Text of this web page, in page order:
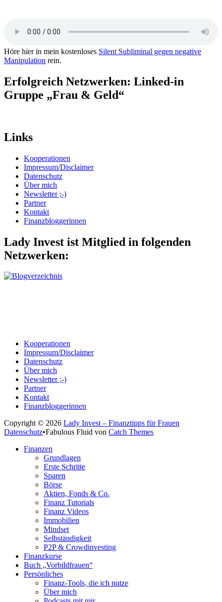
Höre hier in mein kostenloses Silent Subliminal gegen negative
Manipulation rein.
Erfolgreich Netzwerken: Linked-in
Gruppe „Frau & Geld“
Links
Kooperationen
Impressum/Disclaimer
Datenschutz
Über mich
Newsletter ;-)
Partner
Kontakt
Finanzbloggerinnen
Lady Invest ist Mitglied in folgenden
Netzwerken:
Kooperationen
Impressum/Disclaimer
Datenschutz
Über mich
Newsletter ;-)
Partner
Kontakt
Finanzbloggerinnen
Copyright © 2026 Lady Invest – Finanztipps für Frauen
Datenschutz•Fabulous Fluid von Catch Themes
oben
Finanzen
Grundlagen
Erste Schritte
Sparen
Börse
Aktien, Fonds & Co.
Finanz Tutorials
Finanz Videos
Immobilien
Mindset
Selbständigkeit
P2P & Crowdinvesting
Finanzkurse
Buch „Vorbildfrauen“
Persönliches
Finanz-Tools, die ich nutze
Über mich